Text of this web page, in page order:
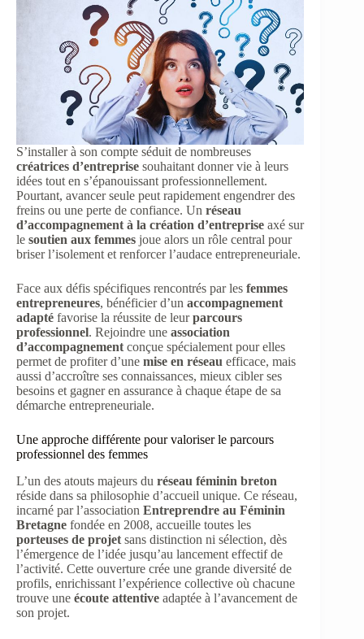
S’installer à son compte séduit de nombreuses
créatrices d’entreprise souhaitant donner vie à leurs
idées tout en s’épanouissant professionnellement.
Pourtant, avancer seule peut rapidement engendrer des
freins ou une perte de confiance. Un réseau
d’accompagnement à la création d’entreprise axé sur
le soutien aux femmes joue alors un rôle central pour
briser l’isolement et renforcer l’audace entrepreneuriale.
Face aux défis spécifiques rencontrés par les femmes
entrepreneures, bénéficier d’un accompagnement
adapté favorise la réussite de leurparcours
professionnel. Rejoindre une association
d’accompagnementconçue spécialement pour elles
permet de profiter d’une mise en réseau efficace, mais
aussi d’accroître ses connaissances, mieux cibler ses
besoins et gagner en assurance à chaque étape de sa
démarche entrepreneuriale.
Une approche différente pour valoriser le parcours
professionnel des femmes
L’un des atouts majeurs du réseau féminin breton
réside dans sa philosophie d’accueil unique. Ce réseau,
incarné par l’association Entreprendre au Féminin
Bretagne fondée en 2008, accueille toutes les
porteuses de projet sans distinction ni sélection, dès
l’émergence de l’idée jusqu’au lancement effectif de
l’activité. Cette ouverture crée une grande diversité de
profils, enrichissant l’expérience collective où chacune
trouve une écoute attentive adaptée à l’avancement de
son projet.